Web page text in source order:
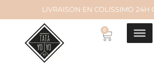
contenu
LIVRAISON EN COLISSIMO 24H
0